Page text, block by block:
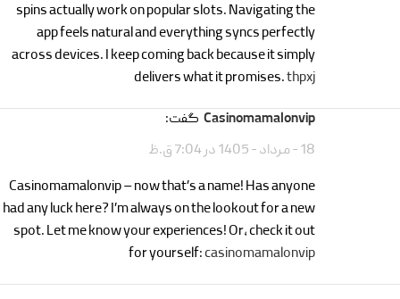
spins actually work on popular slots. Navigating the
app feels natural and everything syncs perfectly
across devices. I keep coming back because it simply
delivers what it promises.thpxj
casinomamalonvip
گفت:
18 - مرداد - 1405 در 7:04 ق.ظ
Casinomamalonvip – now that’s a name! Has anyone
had any luck here? I’m always on the lookout for a new
spot. Let me know your experiences! Or, check it out
for yourself:casinomamalonvip